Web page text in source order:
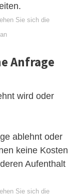
Sie sich die
Anfrage
wird oder
ablehnt oder
keine Kosten
Aufenthalt
Sie sich die